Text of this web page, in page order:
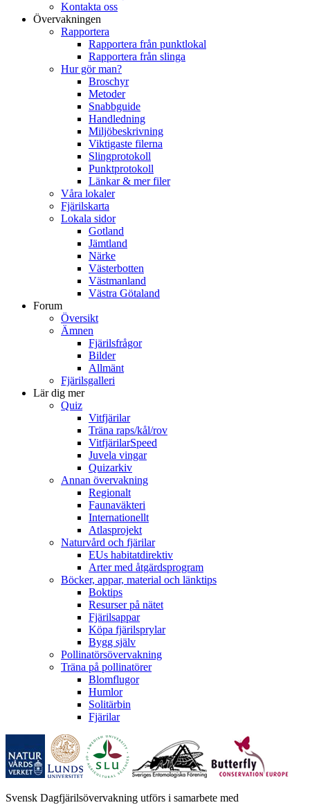
Kontakta oss
Övervakningen
Rapportera
Rapportera från punktlokal
Rapportera från slinga
Hur gör man?
Broschyr
Metoder
Snabbguide
Handledning
Miljöbeskrivning
Viktigaste filerna
Slingprotokoll
Punktprotokoll
Länkar & mer filer
Våra lokaler
Fjärilskarta
Lokala sidor
Gotland
Jämtland
Närke
Västerbotten
Västmanland
Västra Götaland
Forum
Översikt
Ämnen
Fjärilsfrågor
Bilder
Allmänt
Fjärilsgalleri
Lär dig mer
Quiz
Vitfjärilar
Träna raps/kål/rov
VitfjärilarSpeed
Juvela vingar
Quizarkiv
Annan övervakning
Regionalt
Faunaväkteri
Internationellt
Atlasprojekt
Naturvård och fjärilar
EUs habitatdirektiv
Arter med åtgärdsprogram
Böcker, appar, material och länktips
Boktips
Resurser på nätet
Fjärilsappar
Köpa fjärilsprylar
Bygg själv
Pollinatörsövervakning
Träna på pollinatörer
Blomflugor
Humlor
Solitärbin
Fjärilar
Svensk Dagfjärilsövervakning utförs i samarbete med